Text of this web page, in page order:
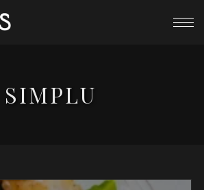
SIMPLU